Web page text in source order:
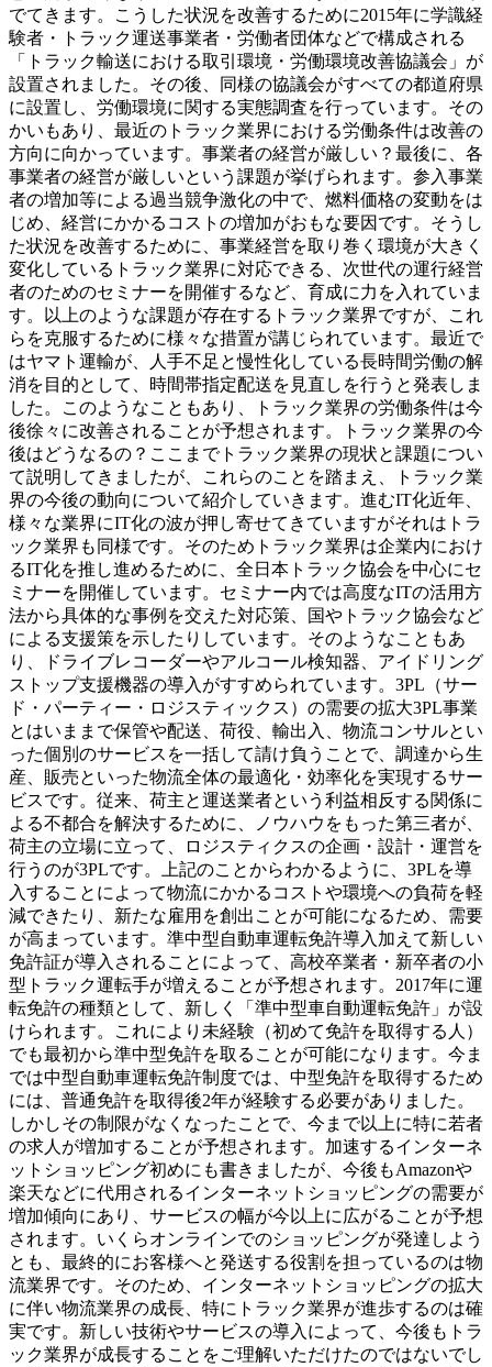
でてきます。こうした状況を改善するために2015年に学識経
験者・トラック運送事業者・労働者団体などで構成される
「トラック輸送における取引環境・労働環境改善協議会」が
設置されました。その後、同様の協議会がすべての都道府県
に設置し、労働環境に関する実態調査を行っています。その
かいもあり、最近のトラック業界における労働条件は改善の
方向に向かっています。事業者の経営が厳しい？最後に、各
事業者の経営が厳しいという課題が挙げられます。参入事業
者の増加等による過当競争激化の中で、燃料価格の変動をは
じめ、経営にかかるコストの増加がおもな要因です。そうし
た状況を改善するために、事業経営を取り巻く環境が大きく
変化しているトラック業界に対応できる、次世代の運行経営
者のためのセミナーを開催するなど、育成に力を入れていま
す。以上のような課題が存在するトラック業界ですが、これ
らを克服するために様々な措置が講じられています。最近で
はヤマト運輸が、人手不足と慢性化している長時間労働の解
消を目的として、時間帯指定配送を見直しを行うと発表しま
した。このようなこともあり、トラック業界の労働条件は今
後徐々に改善されることが予想されます。トラック業界の今
後はどうなるの？ここまでトラック業界の現状と課題につい
て説明してきましたが、これらのことを踏まえ、トラック業
界の今後の動向について紹介していきます。進むIT化近年、
様々な業界にIT化の波が押し寄せてきていますがそれはトラ
ック業界も同様です。そのためトラック業界は企業内におけ
るIT化を推し進めるために、全日本トラック協会を中心にセ
ミナーを開催しています。セミナー内では高度なITの活用方
法から具体的な事例を交えた対応策、国やトラック協会など
による支援策を示したりしています。そのようなこともあ
り、ドライブレコーダーやアルコール検知器、アイドリング
ストップ支援機器の導入がすすめられています。3PL（サー
ド・パーティー・ロジスティックス）の需要の拡大3PL事業
とはいままで保管や配送、荷役、輸出入、物流コンサルとい
った個別のサービスを一括して請け負うことで、調達から生
産、販売といった物流全体の最適化・効率化を実現するサー
ビスです。従来、荷主と運送業者という利益相反する関係に
よる不都合を解決するために、ノウハウをもった第三者が、
荷主の立場に立って、ロジスティクスの企画・設計・運営を
行うのが3PLです。上記のことからわかるように、3PLを導
入することによって物流にかかるコストや環境への負荷を軽
減できたり、新たな雇用を創出ことが可能になるため、需要
が高まっています。準中型自動車運転免許導入加えて新しい
免許証が導入されることによって、高校卒業者・新卒者の小
型トラック運転手が増えることが予想されます。2017年に運
転免許の種類として、新しく「準中型車自動運転免許」が設
けられます。これにより未経験（初めて免許を取得する人）
でも最初から準中型免許を取ることが可能になります。今ま
では中型自動車運転免許制度では、中型免許を取得するため
には、普通免許を取得後2年が経験する必要がありました。
しかしその制限がなくなったことで、今まで以上に特に若者
の求人が増加することが予想されます。加速するインターネ
ットショッピング初めにも書きましたが、今後もAmazonや
楽天などに代用されるインターネットショッピングの需要が
増加傾向にあり、サービスの幅が今以上に広がることが予想
されます。いくらオンラインでのショッピングが発達しよう
とも、最終的にお客様へと発送する役割を担っているのは物
流業界です。そのため、インターネットショッピングの拡大
に伴い物流業界の成長、特にトラック業界が進歩するのは確
実です。新しい技術やサービスの導入によって、今後もトラ
ック業界が成長することをご理解いただけたのではないでし